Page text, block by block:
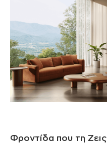
Φροντίδα που τη Ζεις